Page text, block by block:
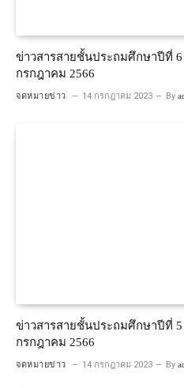
ข่าวสารสายชั้นประถมศึกษาปีที่
กรกฎาคม 2566
จดหมายข่าว 14 กรกฎาคม 2023 By
ข่าวสารสายชั้นประถมศึกษาปีที่
กรกฎาคม 2566
จดหมายข่าว 14 กรกฎาคม 2023 By